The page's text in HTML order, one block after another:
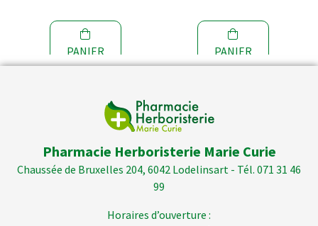
PANIER PANIER
Pharmacie Herboristerie Marie Curie
Chaussée de Bruxelles 204, 6042 Lodelinsart - Tél. 071 31 46
99
Horaires d’ouverture :